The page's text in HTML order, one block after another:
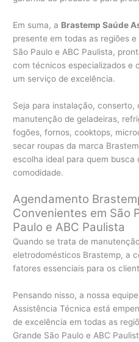
Em suma, a Brastemp Saúde
presente em todas as regiões
São Paulo e ABC Paulista,
com técnicos especializados e
um serviço de excelência.
Seja para instalação, conserto,
manutenção de geladeiras,
fogões, fornos, cooktops,
secar roupas da marca
escolha ideal para quem busca
comodidade.
Agendamento
Convenientes em São
Paulo e ABC Paulista
Quando se trata de
eletrodomésticos Brastemp, a
fatores essenciais para os
Pensando nisso, a nossa
Assistência Técnica está
de excelência em todas as
Grande São Paulo e ABC